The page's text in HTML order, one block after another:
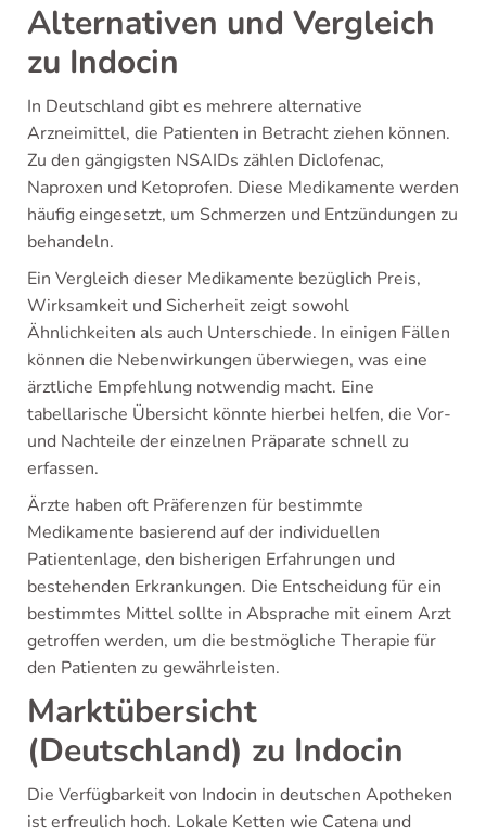
Alternativen und Vergleich
zu Indocin
In Deutschland gibt es mehrere alternative
Arzneimittel, die Patienten in Betracht ziehen können.
Zu den gängigsten NSAIDs zählen Diclofenac,
Naproxen und Ketoprofen. Diese Medikamente werden
häufig eingesetzt, um Schmerzen und Entzündungen zu
behandeln.
Ein Vergleich dieser Medikamente bezüglich Preis,
Wirksamkeit und Sicherheit zeigt sowohl
Ähnlichkeiten als auch Unterschiede. In einigen Fällen
können die Nebenwirkungen überwiegen, was eine
ärztliche Empfehlung notwendig macht. Eine
tabellarische Übersicht könnte hierbei helfen, die Vor-
und Nachteile der einzelnen Präparate schnell zu
erfassen.
Ärzte haben oft Präferenzen für bestimmte
Medikamente basierend auf der individuellen
Patientenlage, den bisherigen Erfahrungen und
bestehenden Erkrankungen. Die Entscheidung für ein
bestimmtes Mittel sollte in Absprache mit einem Arzt
getroffen werden, um die bestmögliche Therapie für
den Patienten zu gewährleisten.
Marktübersicht
(Deutschland) zu Indocin
Die Verfügbarkeit von Indocin in deutschen Apotheken
ist erfreulich hoch. Lokale Ketten wie Catena und